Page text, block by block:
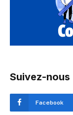
Suivez-nous
Facebook